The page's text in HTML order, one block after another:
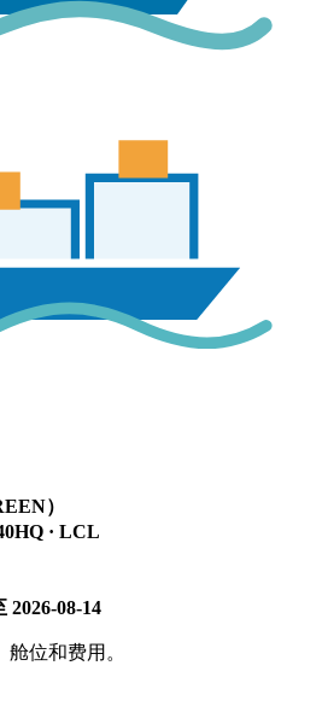
）
· LCL
2026-08-14
位和费用。